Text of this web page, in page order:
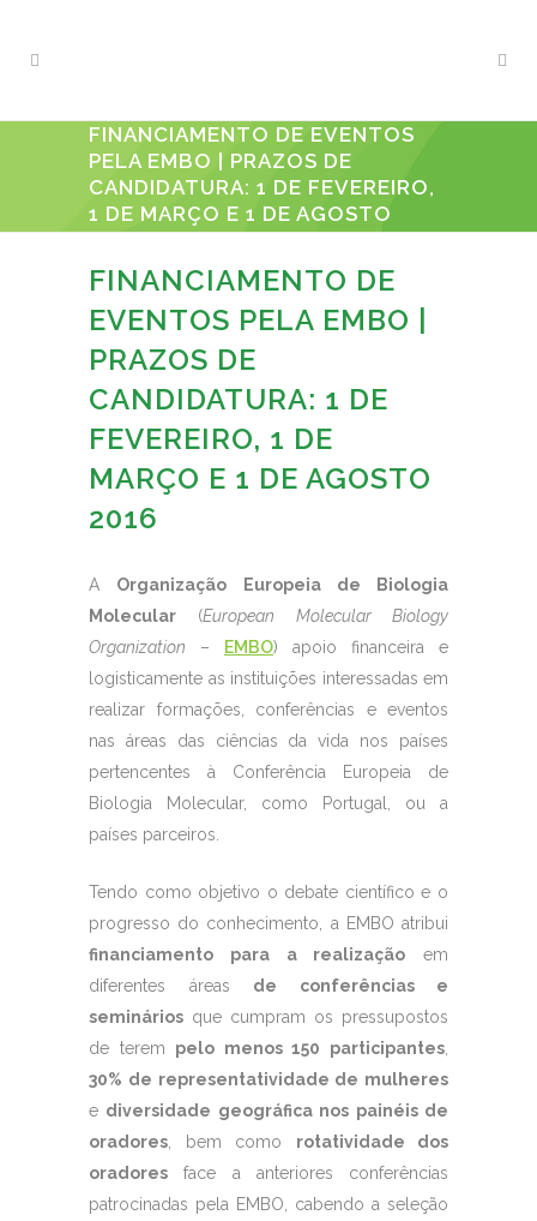
FINANCIAMENTO DE EVENTOS
PELA EMBO | PRAZOS DE
CANDIDATURA: 1 DE FEVEREIRO,
1 DE MARÇO E 1 DE AGOSTO
FINANCIAMENTO DE
EVENTOS PELA EMBO |
PRAZOS DE
CANDIDATURA: 1 DE
FEVEREIRO, 1 DE
MARÇO E 1 DE AGOSTO
2016
A Organização Europeia de Biologia
Molecular (European Molecular Biology
Organization – EMBO) apoio financeira e
logisticamente as instituições interessadas em
realizar formações, conferências e eventos
nas áreas das ciências da vida nos países
pertencentes à Conferência Europeia de
Biologia Molecular, como Portugal, ou a
países parceiros.
Tendo como objetivo o debate científico e o
progresso do conhecimento, a EMBO atribui
financiamento para a realização em
diferentes áreas de conferências e
seminários que cumpram os pressupostos
de terem pelo menos 150 participantes
30% de representatividade de mulheres
e diversidade geográfica nos painéis de
oradores , bem como rotatividade dos
oradores face a anteriores conferências
patrocinadas pela EMBO, cabendo a seleção